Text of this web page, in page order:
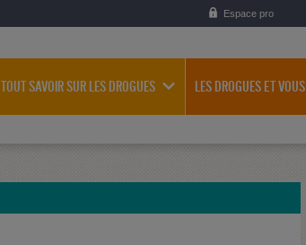
Espace pro
TOUT SAVOIR SUR LES DROGUES LES DROGUES ET VOUS